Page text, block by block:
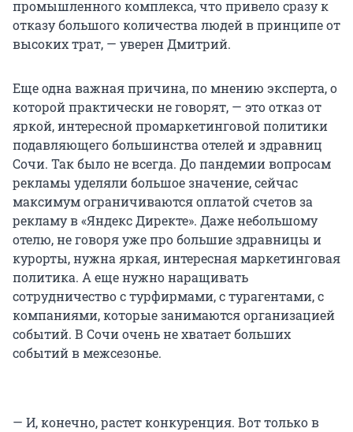
промышленного комплекса, что привело сразу к
отказу большого количества людей в принципе от
высоких трат, — уверен Дмитрий.
Еще одна важная причина, по мнению эксперта, о
которой практически не говорят, — это отказ от
яркой, интересной промаркетинговой политики
подавляющего большинства отелей и здравниц
Сочи. Так было не всегда. До пандемии вопросам
рекламы уделяли большое значение, сейчас
максимум ограничиваются оплатой счетов за
рекламу в «Яндекс Директе». Даже небольшому
отелю, не говоря уже про большие здравницы и
курорты, нужна яркая, интересная маркетинговая
политика. А еще нужно наращивать
сотрудничество с турфирмами, с турагентами, с
компаниями, которые занимаются организацией
событий. В Сочи очень не хватает больших
событий в межсезонье.
— И, конечно, растет конкуренция. Вот только в